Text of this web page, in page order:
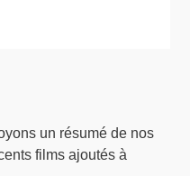
un résumé de nos
films ajoutés à